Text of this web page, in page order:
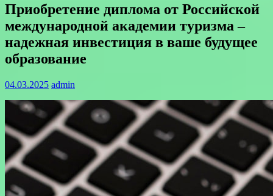
Приобретение диплома от Российской
международной академии туризма –
надежная инвестиция в ваше будущее
образование
04.03.2025 admin